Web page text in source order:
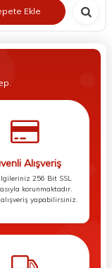
Ekle
Alışveriş
256 Bit SSL
korunmaktadır.
alışveriş yapabilirsiniz.